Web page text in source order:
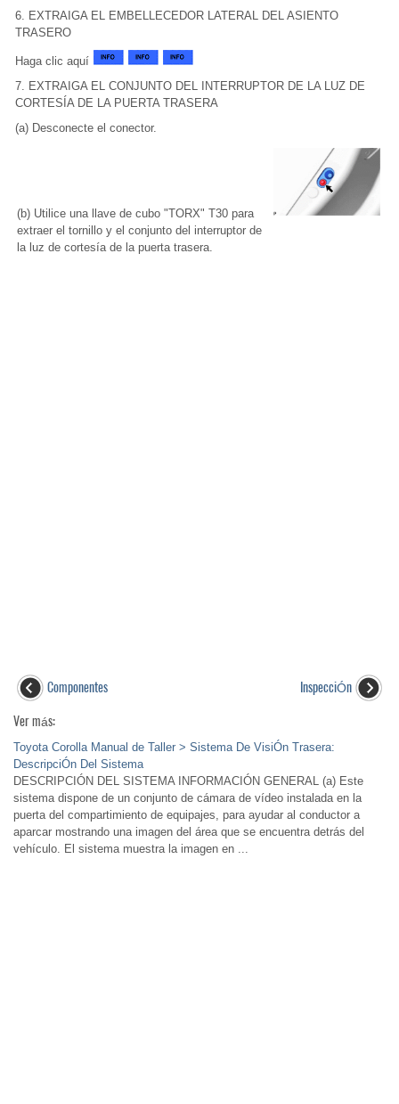
6. EXTRAIGA EL EMBELLECEDOR LATERAL DEL ASIENTO
TRASERO
Haga clic aquí
7. EXTRAIGA EL CONJUNTO DEL INTERRUPTOR DE LA LUZ DE
CORTESÍA DE LA PUERTA TRASERA
(a) Desconecte el conector.
(b) Utilice una llave de cubo "TORX" T30 para
extraer el tornillo y el conjunto del interruptor de
la luz de cortesía de la puerta trasera.
Componentes
InspecciÓn
Ver más:
Toyota Corolla Manual de Taller > Sistema De VisiÓn Trasera:
DescripciÓn Del Sistema
DESCRIPCIÓN DEL SISTEMA INFORMACIÓN GENERAL (a) Este
sistema dispone de un conjunto de cámara de vídeo instalada en la
puerta del compartimiento de equipajes, para ayudar al conductor a
aparcar mostrando una imagen del área que se encuentra detrás del
vehículo. El sistema muestra la imagen en ...